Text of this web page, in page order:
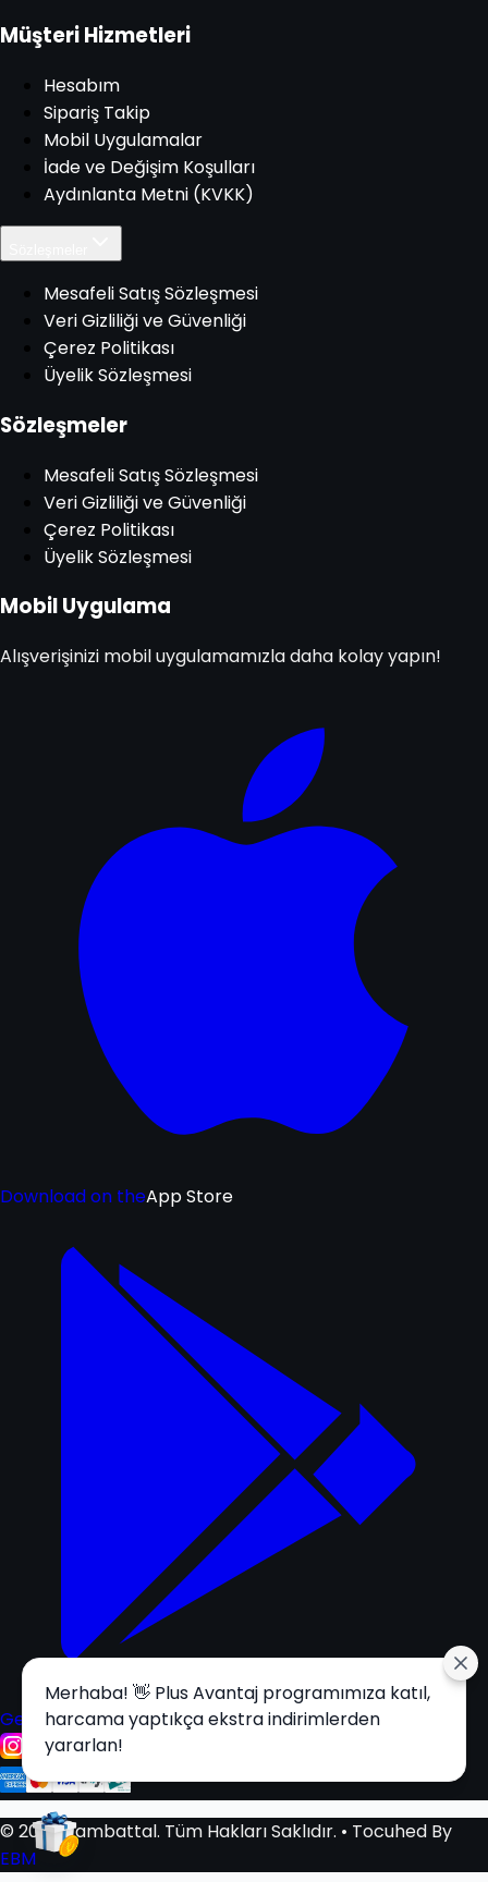
Müşteri Hizmetleri
Hesabım
Sipariş Takip
Mobil Uygulamalar
İade ve Değişim Koşulları
Aydınlanta Metni (KVKK)
Mesafeli Satış Sözleşmesi
Veri Gizliliği ve Güvenliği
Çerez Politikası
Üyelik Sözleşmesi
Sözleşmeler
Mesafeli Satış Sözleşmesi
Veri Gizliliği ve Güvenliği
Çerez Politikası
Üyelik Sözleşmesi
Mobil Uygulama
Alışverişinizi mobil uygulamamızla daha kolay yapın!
Download on theApp Store
Get it onGoogle Play
© 2025 Tambattal. Tüm Hakları Saklıdır. • Tocuhed By
EBM
Merhaba! 👋 Plus Avantaj programımıza katıl,
harcama yaptıkça ekstra indirimlerden
yararlan!